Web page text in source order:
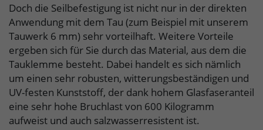
Doch die Seilbefestigung ist nicht nur in der direkten
Anwendung mit dem Tau (zum Beispiel mit unserem
Tauwerk 6 mm) sehr vorteilhaft. Weitere Vorteile
ergeben sich für Sie durch das Material, aus dem die
Tauklemme besteht. Dabei handelt es sich nämlich
um einen sehr robusten, witterungsbeständigen und
UV-festen Kunststoff, der dank hohem Glasfaseranteil
eine sehr hohe Bruchlast von 600 Kilogramm
aufweist und auch salzwasserresistent ist.